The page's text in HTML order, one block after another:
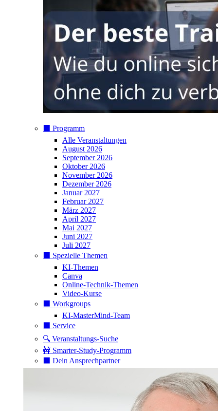
⬛️ Programm
Alle Veranstaltungen
August 2026
September 2026
Oktober 2026
November 2026
Dezember 2026
Januar 2027
Februar 2027
März 2027
April 2027
Mai 2027
Juni 2027
Juli 2027
⬛️ Spezielle Themen
KI-Themen
Canva
Online-Technik-Themen
Video-Kurse
⬛️ Workgroups
KI-MasterMind-Team
⬛️ Service
🔍 Veranstaltungs-Suche
🚧 Smarter-Study-Programm
⬛️ Dein Ansprechpartner